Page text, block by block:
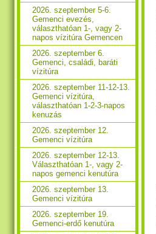
2026. szeptember 5-6.
Gemenci evezés,
választhatóan 1-, vagy 2-
napos vízitúra Gemencen
2026. szeptember 6.
Gemenci, családi, baráti
vízitúra
2026. szeptember 11-12-13.
Gemenci vízitúra,
választhatóan 1-2-3-napos
kenuzás
2026. szeptember 12.
Gemenci vízitúra
2026. szeptember 12-13.
Választhatóan 1-, vagy 2-
napos gemenci kenutúra
2026. szeptember 13.
Gemenci vízitúra
2026. szeptember 19.
Gemenci-erdő kenutúra